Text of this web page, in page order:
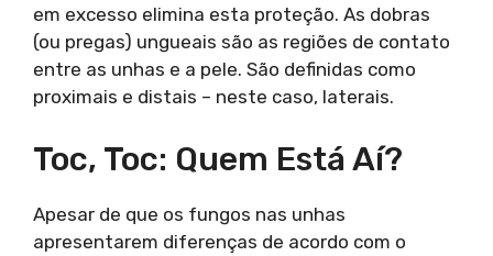
em excesso elimina esta proteção. As dobras
(ou pregas) ungueais são as regiões de contato
entre as unhas e a pele. São definidas como
proximais e distais – neste caso, laterais.
Toc, Toc: Quem Está Aí?
Apesar de que os fungos nas unhas
apresentarem diferenças de acordo com o